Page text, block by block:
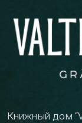
Книжный дом